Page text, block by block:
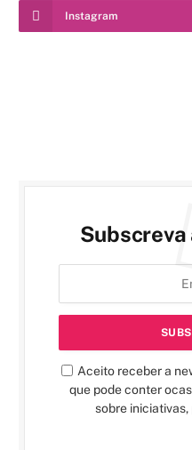
Instagram
Aceito receber a
que pode conter
sobre